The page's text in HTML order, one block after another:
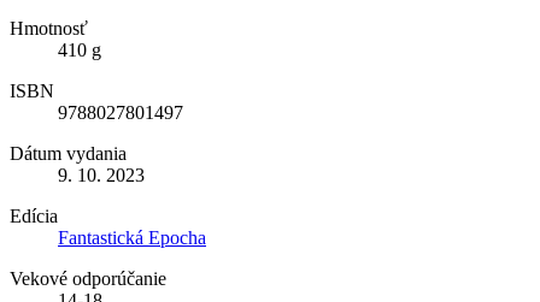
Hmotnosť
410 g
ISBN
9788027801497
Dátum vydania
9. 10. 2023
Edícia
Fantastická Epocha
Vekové odporúčanie